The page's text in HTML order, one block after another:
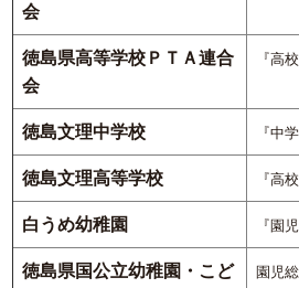
会
徳島県高等学校ＰＴＡ連合
会
『高
徳島文理中学校 『中
徳島文理高等学校 『高
白うめ幼稚園 『園
徳島県国公立幼稚園・こど
園児